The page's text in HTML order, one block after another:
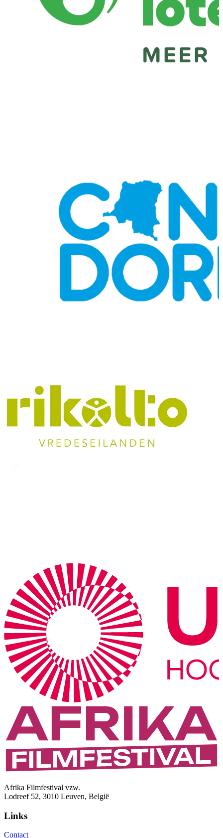
Afrika Filmfestival vzw.
Lodreef 52, 3010 Leuven, België
Links
Contact